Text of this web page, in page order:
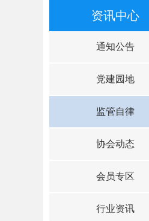
资讯中心
通知公告
党建园地
监管自律
协会动态
会员专区
行业资讯